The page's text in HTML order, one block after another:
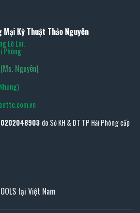
Mại Kỹ Thuật Thảo Nguyên
Lê Lai,
Phòng
Nguyên)
0202048903 do Sở KH & ĐT TP Hải Phòng cấp
tại Việt Nam